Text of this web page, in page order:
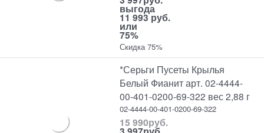
выгода
11 993 руб.
или
75%
Скидка 75%
*Серьги Пусеты Крылья
Белый Фианит арт. 02-4444-
00-401-0200-69-322 вес 2,88 г
02-4444-00-401-0200-69-322
15 990руб.